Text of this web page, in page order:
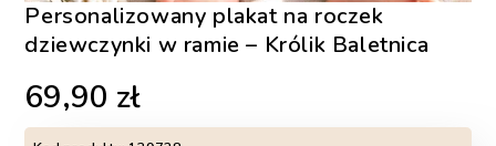
Personalizowany plakat na roczek
dziewczynki w ramie – Królik Baletnica
69,90 zł